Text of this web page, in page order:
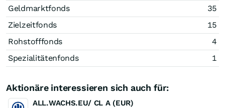
Geldmarktfonds
35
Zielzeitfonds
15
Rohstofffonds
4
Spezialitätenfonds
1
Aktionäre interessieren sich auch für:
ALL.WACHS.EU/ CL A (EUR)